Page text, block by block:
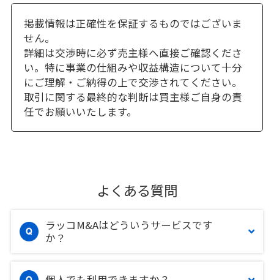
掲載情報は正確性を保証するものではございま
せん。
詳細は交渉時に必ず売主様へ直接ご確認くださ
い。特に事業の仕組みや収益構造について十分
にご理解・ご納得の上で交渉されてください。
取引に関する最終的な判断は買主様ご自身の責
任でお願いいたします。
よくある質問
ラッコM&Aはどういうサービスです
か？